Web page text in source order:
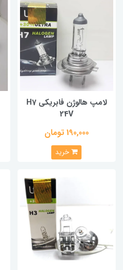
لامپ هالوژن فابریکی H7
24V
190,000 تومان
خرید